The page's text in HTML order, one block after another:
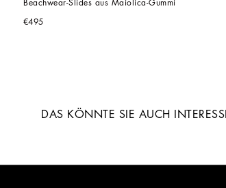
Beachwear-Slides aus Maiolica-Gummi
€495
DAS KÖNNTE SIE AUCH